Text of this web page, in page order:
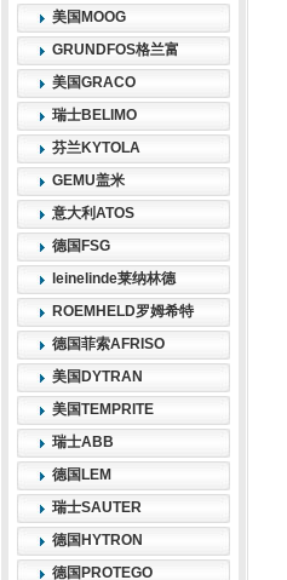
美国MOOG
GRUNDFOS格兰富
美国GRACO
瑞士BELIMO
芬兰KYTOLA
GEMU盖米
意大利ATOS
德国FSG
leinelinde莱纳林德
ROEMHELD罗姆希特
德国菲索AFRISO
美国DYTRAN
美国TEMPRITE
瑞士ABB
德国LEM
瑞士SAUTER
德国HYTRON
德国PROTEGO